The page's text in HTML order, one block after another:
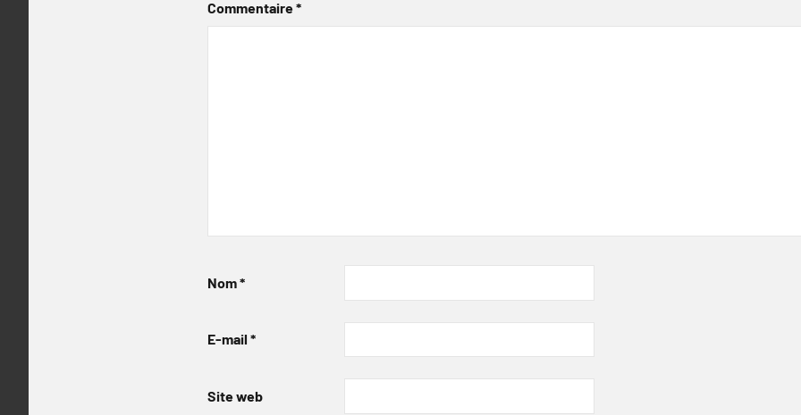
Commentaire*
Nom*
E-mail *
Site web